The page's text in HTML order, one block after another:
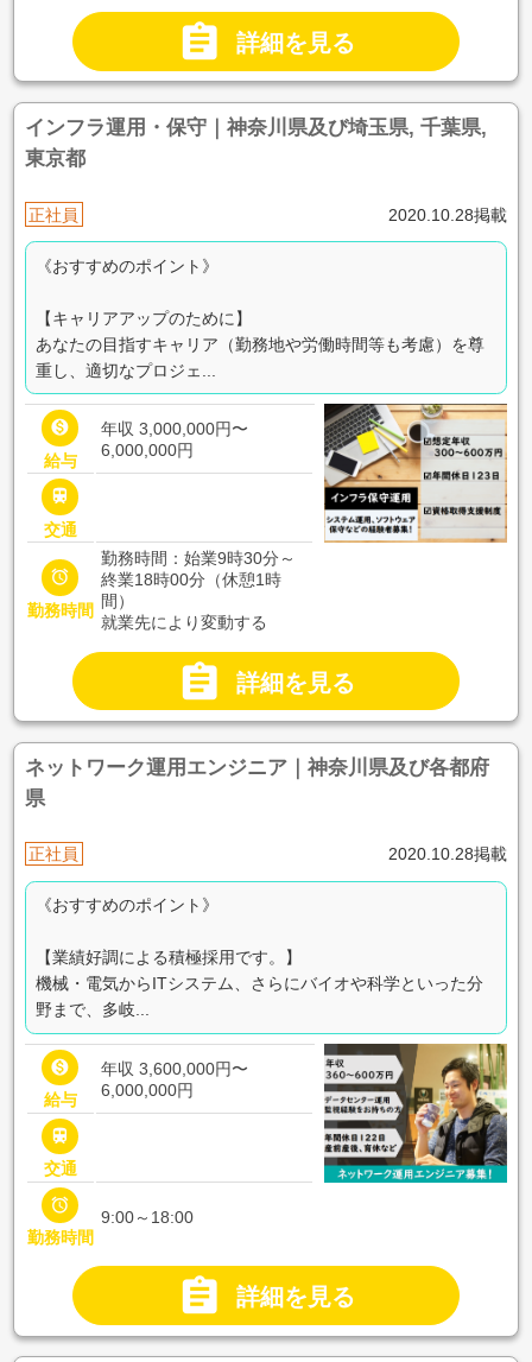
 詳細を見る
インフラ運用・保守｜神奈川県及び埼玉県, 千葉県,
東京都
正社員 2020.10.28掲載
《おすすめのポイント》
【キャリアアップのために】
あなたの目指すキャリア（勤務地や労働時間等も考慮）を尊
重し、適切なプロジェ...

給与
年収 3,000,000円〜
6,000,000円

交通

勤務時間
勤務時間：始業9時30分～
終業18時00分（休憩1時
間）
就業先により変動する
 詳細を見る
ネットワーク運用エンジニア｜神奈川県及び各都府
県
正社員 2020.10.28掲載
《おすすめのポイント》
【業績好調による積極採用です。】
機械・電気からITシステム、さらにバイオや科学といった分
野まで、多岐...

給与
年収 3,600,000円〜
6,000,000円

交通

勤務時間
9:00～18:00
 詳細を見る